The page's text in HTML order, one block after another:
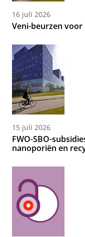
16 juli 2026
Veni-beurzen voor
15 juli 2026
FWO-SBO-
nanoporiën en